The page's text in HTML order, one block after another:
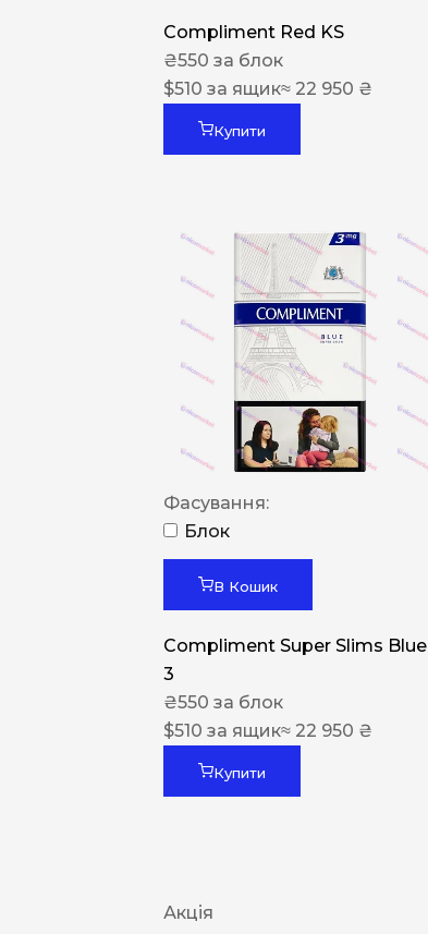
Compliment Red KS
₴550 за блок
$510 за ящик≈ 22 950 ₴
Купити
Фасування:
Блок
В Кошик
Compliment Super Slims Blue
3
₴550 за блок
$510 за ящик≈ 22 950 ₴
Купити
Акція